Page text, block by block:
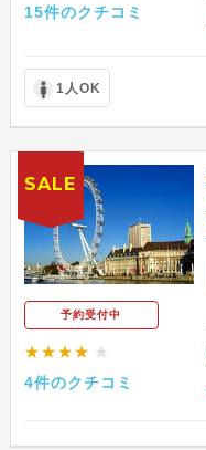
15件のクチコミ
1人OK
予約受付中
★★★★ ★
4件のクチコミ
SALE